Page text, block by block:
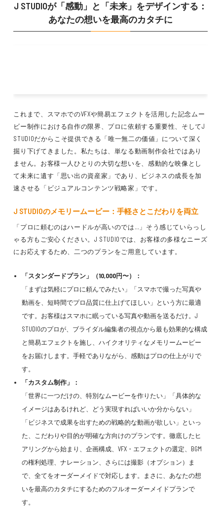
J STUDIOが「感動」と「未来」をデザインする：
あなたの想いを最高のカタチに
これまで、スマホでのVFXや簡易エフェクトを活用した記念ムー
ビー制作における自作の限界、プロに依頼する重要性、そしてJ
STUDIOだからこそ提供できる「唯一無二の価値」について深く
掘り下げてきました。私たちは、単なる動画制作会社ではあり
ません。お客様一人ひとりの大切な想いを、感動的な映像とし
て未来に遺す「思い出の資産家」であり、ビジネスの成長を加
速させる「ビジュアルコンテンツ戦略家」です。
J STUDIOのメモリームービー：手軽さとこだわりを両立
「プロに頼むのはハードルが高いのでは…」そう感じていらっし
ゃる方もご安心ください。J STUDIOでは、お客様の多様なニーズ
にお応えするため、二つのプランをご用意しています。
「スタンダードプラン」（10,000円〜）：
「まずは気軽にプロに頼んでみたい」「スマホで撮った写真や
動画を、短時間でプロ品質に仕上げてほしい」という方に最適
です。お客様はスマホに眠っている写真や動画を送るだけ。J
STUDIOのプロが、ブライダル編集者の視点から最も効果的な構成
と簡易エフェクトを施し、ハイクオリティなメモリームービー
をお届けします。手軽でありながら、感動はプロの仕上がりで
す。
「カスタム制作」：
「世界に一つだけの、特別なムービーを作りたい」「具体的な
イメージはあるけれど、どう実現すればいいか分からない」
「ビジネスで成果を出すための戦略的な動画が欲しい」といっ
た、こだわりや目的が明確な方向けのプランです。徹底したヒ
アリングから始まり、企画構成、VFX・エフェクトの選定、BGM
の権利処理、ナレーション、さらには撮影（オプション）ま
で、全てをオーダーメイドで対応します。まさに、あなたの想
いを最高のカタチにするためのフルオーダーメイドプランで
す。